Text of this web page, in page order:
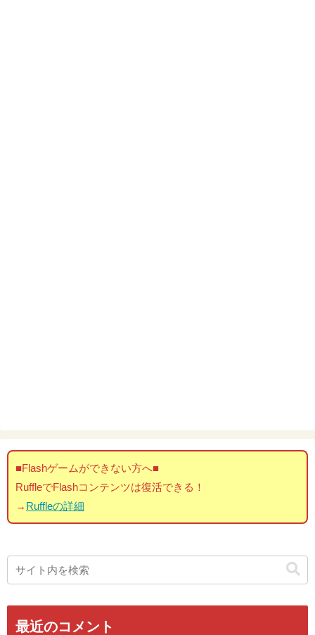
■Flashゲームができない方へ■
RuffleでFlashコンテンツは復活できる！
→ Ruffleの詳細
最近のコメント